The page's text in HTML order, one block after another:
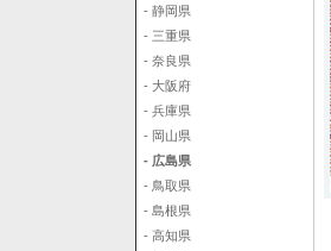
- 静岡県
- 三重県
- 奈良県
- 大阪府
- 兵庫県
- 岡山県
- 広島県
- 鳥取県
- 島根県
- 高知県